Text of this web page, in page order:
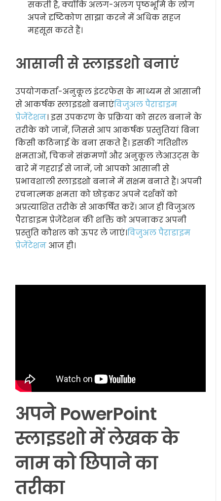
सकती है, क्योंकि अलग-अलग पृष्ठभूमि के लोग
अपने दृष्टिकोण साझा करने में अधिक सहज
महसूस करते हैं।
आसानी से स्लाइडशो बनाएं
उपयोगकर्ता-अनुकूल इंटरफेस के माध्यम से आसानी
से आकर्षक स्लाइडशो बनाएंविजुअल पैराडाइम
प्रेजेंटेशन। इस उपकरण के प्रक्रिया को सरल बनाने के
तरीके को जानें, जिससे आप आकर्षक प्रस्तुतियां बिना
किसी कठिनाई के बना सकते हैं। इसकी गतिशील
क्षमताओं, चिकने संक्रमणों और अनुकूल लेआउट्स के
बारे में गहराई से जानें, जो आपको आसानी से
प्रभावशाली स्लाइडशो बनाने में सक्षम बनाते हैं। अपनी
रचनात्मक क्षमता को छोड़कर अपने दर्शकों को
अप्रत्याशित तरीके से आकर्षित करें। आज ही विजुअल
पैराडाइम प्रेजेंटेशन की शक्ति को अपनाकर अपनी
प्रस्तुति कौशल को ऊपर ले जाएं।विजुअल पैराडाइम
प्रेजेंटेशन आज ही।
अपने PowerPoint
स्लाइडशो में लेखक के
नाम को छिपाने का
तरीका